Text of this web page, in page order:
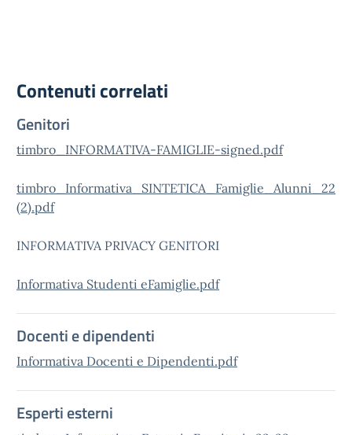
Contenuti correlati
Genitori
timbro_INFORMATIVA-FAMIGLIE-signed.pdf
timbro_Informativa_SINTETICA_Famiglie_Alunni_22
(2).pdf
INFORMATIVA PRIVACY GENITORI
Informativa Studenti eFamiglie.pdf
Docenti e dipendenti
Informativa Docenti e Dipendenti.pdf
Esperti esterni